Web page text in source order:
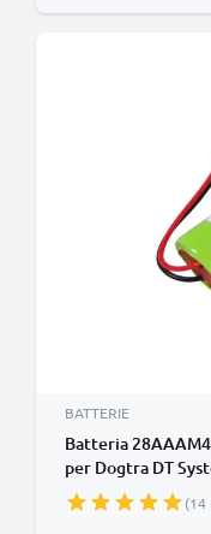
BATTERIE
Batteria
per Dogtra DT
202NCP 1100NC
ricambio da
(14